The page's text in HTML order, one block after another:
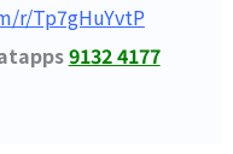
r/Tp7gHuYvtP
9132 4177